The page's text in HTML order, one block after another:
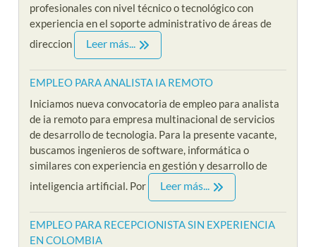
profesionales con nivel técnico o tecnológico con
experiencia en el soporte administrativo de áreas de
direccion
Leer más...
EMPLEO PARA ANALISTA IA REMOTO
Iniciamos nueva convocatoria de empleo para analista
de ia remoto para empresa multinacional de servicios
de desarrollo de tecnologia. Para la presente vacante,
buscamos ingenieros de software, informática o
similares con experiencia en gestión y desarrollo de
inteligencia artificial. Por
Leer más...
EMPLEO PARA RECEPCIONISTA SIN EXPERIENCIA
EN COLOMBIA